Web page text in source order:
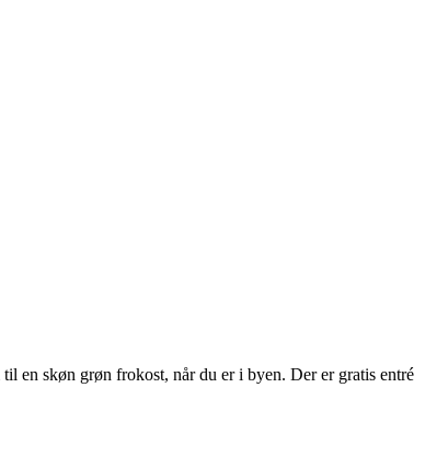
en skøn grøn frokost, når du er i byen. Der er gratis entré